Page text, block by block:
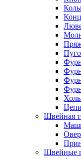
Швейная
Швейные